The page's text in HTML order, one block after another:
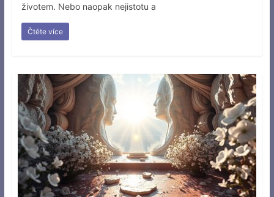
životem. Nebo naopak nejistotu a
Čtěte více